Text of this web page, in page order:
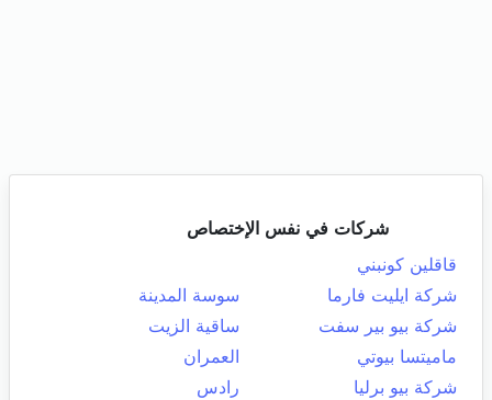
شركات في نفس الإختصاص
قاقلين كونبني
شركة ايليت فارما
سوسة المدينة
شركة بيو بير سفت
ساقية الزيت
ماميتسا بيوتي
العمران
شركة بيو برليا
رادس